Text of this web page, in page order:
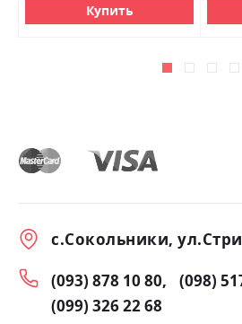
Купить
с.Сокольники,
(093) 878 10 80
(098)
(099) 326 22 68